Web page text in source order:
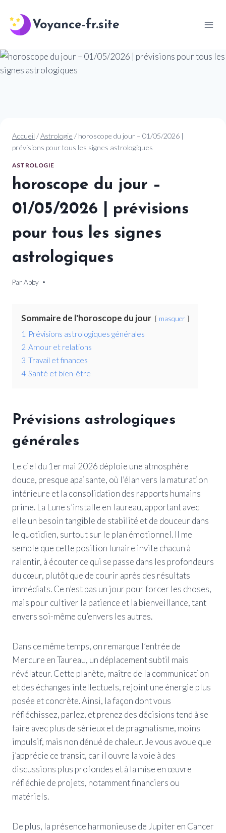
contenu
Voyance-fr.site
Accueil /Astrologie / horoscope du jour – 01/05/2026 |
prévisions pour tous les signes astrologiques
ASTROLOGIE
horoscope du jour –
01/05/2026 | prévisions
pour tous les signes
astrologiques
Par Abby
1 mai 2026
Sommaire de l'horoscope du jour masquer
1 Prévisions astrologiques générales
2 Amour et relations
3 Travail et finances
4 Santé et bien-être
Prévisions astrologiques
générales
Le ciel du 1er mai 2026 déploie une atmosphère
douce, presque apaisante, où l’élan vers la maturation
intérieure et la consolidation des rapports humains
prime. La Lune s’installe en Taureau, apportant avec
elle un besoin tangible de stabilité et de douceur dans
le quotidien, surtout sur le plan émotionnel. Il me
semble que cette position lunaire invite chacun à
ralentir, à écouter ce qui se passe dans les profondeurs
du cœur, plutôt que de courir après des résultats
immédiats. Ce n’est pas un jour pour forcer les choses,
mais pour cultiver la patience et la bienveillance, tant
envers soi-même qu’envers les autres.
Dans ce même temps, on remarque l’entrée de
Mercure en Taureau, un déplacement subtil mais
révélateur. Cette planète, maître de la communication
et des échanges intellectuels, rejoint une énergie plus
posée et concrète. Ainsi, la façon dont vous
réfléchissez, parlez, et prenez des décisions tend à se
faire avec plus de sérieux et de pragmatisme, moins
impulsif, mais non dénué de chaleur. Je vous avoue que
j’apprécie ce transit, car il ouvre la voie à des
discussions plus profondes et à la mise en œuvre
réfléchie de projets, notamment financiers ou
matériels.
De plus, la présence harmonieuse de Jupiter en Cancer